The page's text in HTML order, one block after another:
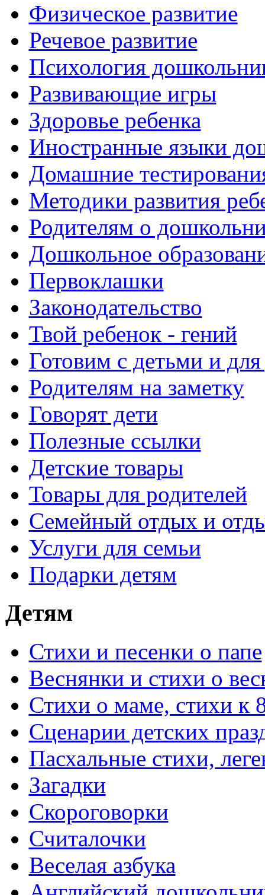
Физическое развитие
Речевое развитие
Психология
Развивающие игры
Здоровье ребенка
Иностранные языки
Домашние
Методики развития
Родителям о
Дошкольное
Первоклашки
Законодательство
Твой ребенок - гений
Готовим с детьми и для
Родителям на заметку
Говорят дети
Полезные ссылки
Детские товары
Товары для родителей
Семейный отдых и
Услуги для семьи
Подарки детям
Детям
Стихи и песенки о папе
Веснянки и стихи о
Стихи о маме, стихи к
Сценарии детских
Пасхальные стихи,
Загадки
Скороговорки
Считалочки
Веселая азбука